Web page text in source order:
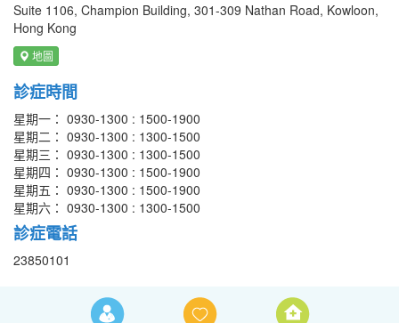
Suite 1106, Champion Building, 301-309 Nathan Road, Kowloon,
Hong Kong
地圖
診症時間
星期一： 0930-1300 : 1500-1900
星期二： 0930-1300 : 1300-1500
星期三： 0930-1300 : 1300-1500
星期四： 0930-1300 : 1500-1900
星期五： 0930-1300 : 1500-1900
星期六： 0930-1300 : 1300-1500
診症電話
23850101